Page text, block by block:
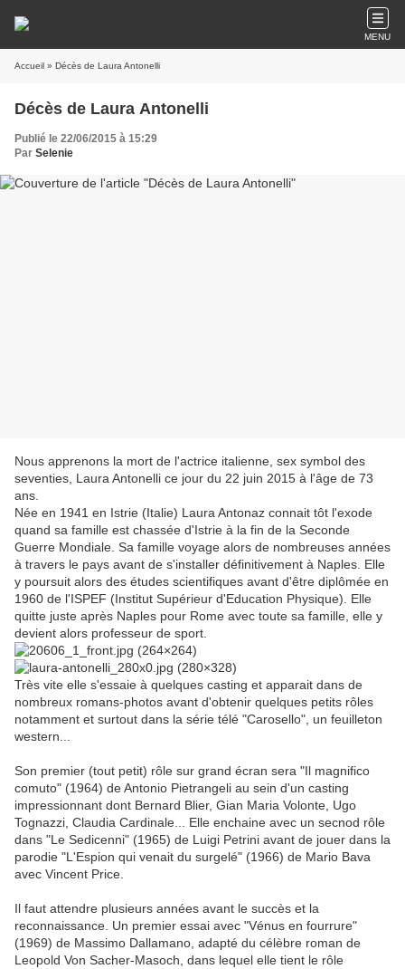
MENU
Accueil » Décès de Laura Antonelli
Décès de Laura Antonelli
Publié le 22/06/2015 à 15:29
Par Selenie
Nous apprenons la mort de l'actrice italienne, sex symbol des
seventies, Laura Antonelli ce jour du 22 juin 2015 à l'âge de 73
ans.
Née en 1941 en Istrie (Italie) Laura Antonaz connait tôt l'exode
quand sa famille est chassée d'Istrie à la fin de la Seconde
Guerre Mondiale. Sa famille voyage alors de nombreuses années
à travers le pays avant de s'installer définitivement à Naples. Elle
y poursuit alors des études scientifiques avant d'être diplômée en
1960 de l'ISPEF (Institut Supérieur d'Education Physique). Elle
quitte juste après Naples pour Rome avec toute sa famille, elle y
devient alors professeur de sport.
Très vite elle s'essaie à quelques casting et apparait dans de
nombreux romans-photos avant d'obtenir quelques petits rôles
notamment et surtout dans la série télé "Carosello", un feuilleton
western...
Son premier (tout petit) rôle sur grand écran sera "Il magnifico
comuto" (1964) de Antonio Pietrangeli au sein d'un casting
impressionnant dont Bernard Blier, Gian Maria Volonte, Ugo
Tognazzi, Claudia Cardinale... Elle enchaine avec un secnod rôle
dans "Le Sedicenni" (1965) de Luigi Petrini avant de jouer dans la
parodie "L'Espion qui venait du surgelé" (1966) de Mario Bava
avec Vincent Price.
Il faut attendre plusieurs années avant le succès et la
reconnaissance. Un premier essai avec "Vénus en fourrure"
(1969) de Massimo Dallamano, adapté du célèbre roman de
Leopold Von Sacher-Masoch, dans lequel elle tient le rôle